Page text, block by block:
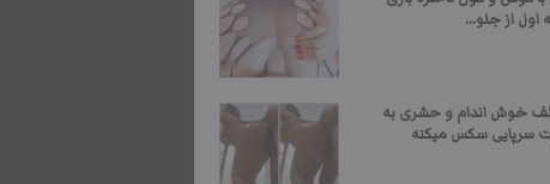
اول از جلو...
خوش اندام و حشری به
سرپایی سکس میکنه